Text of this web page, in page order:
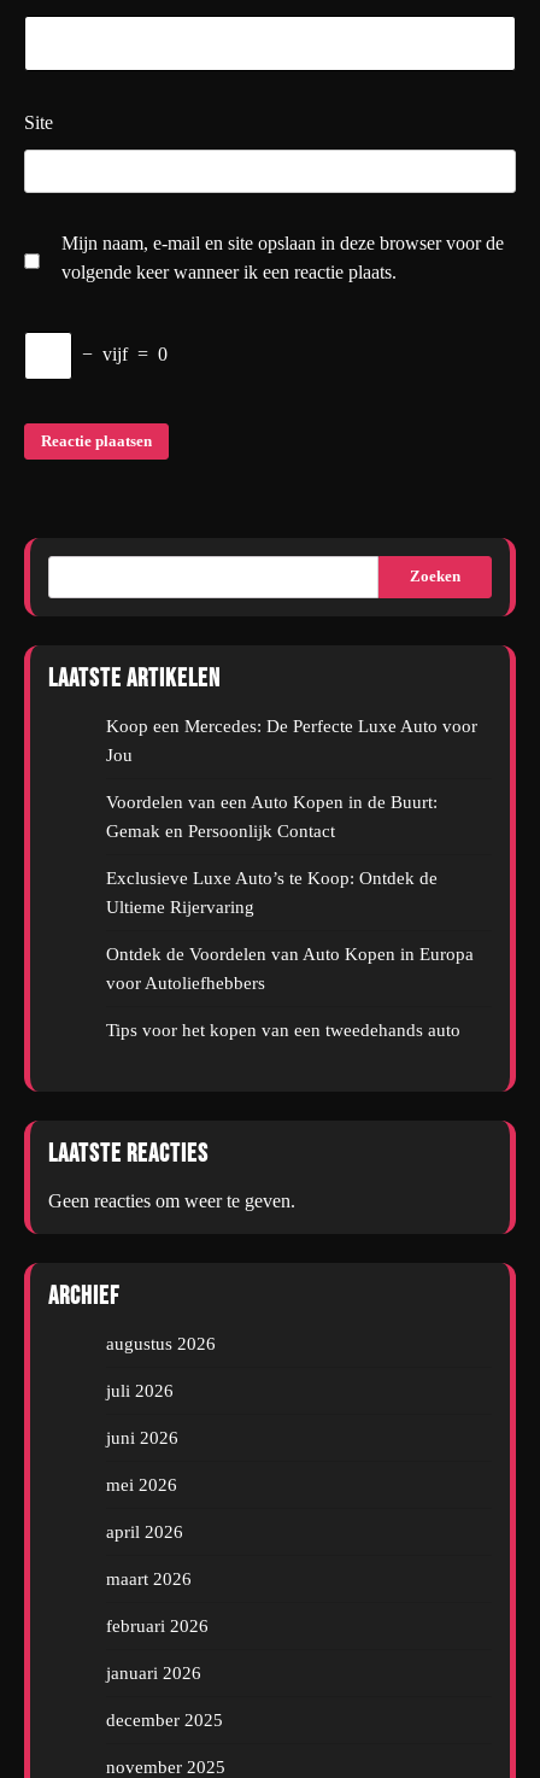
Site
Mijn naam, e-mail en site opslaan in deze browser voor de
volgende keer wanneer ik een reactie plaats.
− vijf = 0
Zoeken
Laatste artikelen
Koop een Mercedes: De Perfecte Luxe Auto voor
Jou
Voordelen van een Auto Kopen in de Buurt:
Gemak en Persoonlijk Contact
Exclusieve Luxe Auto’s te Koop: Ontdek de
Ultieme Rijervaring
Ontdek de Voordelen van Auto Kopen in Europa
voor Autoliefhebbers
Tips voor het kopen van een tweedehands auto
Laatste reacties
Geen reacties om weer te geven.
Archief
augustus 2026
juli 2026
juni 2026
mei 2026
april 2026
maart 2026
februari 2026
januari 2026
december 2025
november 2025